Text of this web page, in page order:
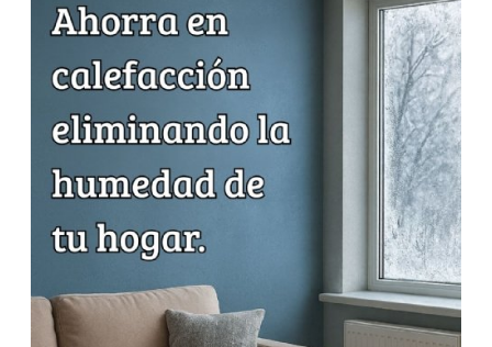
Unidad Ventilación Humipro 2.001
Unidad Ventilación Humipro 2.002
Quiénes Somos
¿Quieres ser Distribuidor?
Quitar, Eliminar y Reparar Humedades
Electroósmosis Inalámbrica
Unidad Ventilación Inteligente 2.001
BLOG
CONTACTO